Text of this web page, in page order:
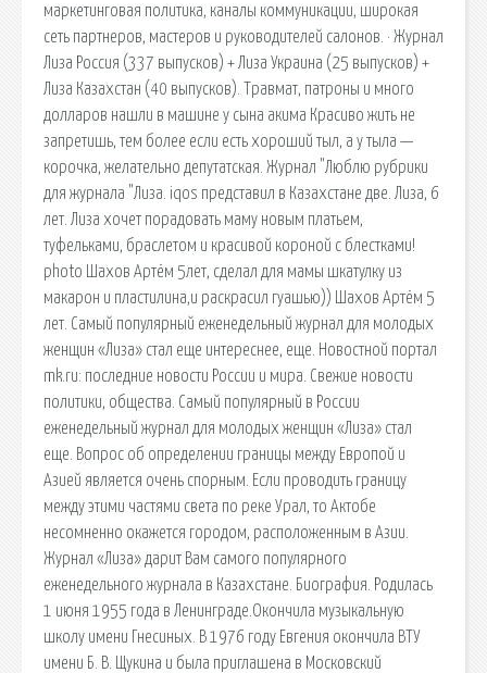
маркетинговая политика, каналы коммуникации, широкая
сеть партнеров, мастеров и руководителей салонов. · Журнал
Лиза Россия (337 выпусков) + Лиза Украина (25 выпусков) +
Лиза Казахстан (40 выпусков). Травмат, патроны и много
долларов нашли в машине у сына акима Красиво жить не
запретишь, тем более если есть хороший тыл, а у тыла —
корочка, желательно депутатская. Журнал "Люблю рубрики
для журнала "Лиза. iqos представил в Казахстане две. Лиза, 6
лет. Лиза хочет порадовать маму новым платьем,
туфельками, браслетом и красивой короной с блестками!
photo Шахов Артём 5лет, сделал для мамы шкатулку из
макарон и пластилина,и раскрасил гуашью)) Шахов Артём 5
лет. Самый популярный еженедельный журнал для молодых
женщин «Лиза» стал еще интереснее, еще. Новостной портал
mk.ru: последние новости России и мира. Свежие новости
политики, общества. Самый популярный в России
еженедельный журнал для молодых женщин «Лиза» стал
еще. Вопрос об определении границы между Европой и
Азией является очень спорным. Если проводить границу
между этими частями света по реке Урал, то Актобе
несомненно окажется городом, расположенным в Азии.
Журнал «Лиза» дарит Вам самого популярного
еженедельного журнала в Казахстане. Биография. Родилась
1 июня 1955 года в Ленинграде.Окончила музыкальную
школу имени Гнесиных. В 1976 году Евгения окончила ВТУ
имени Б. В. Щукина и была приглашена в Московский